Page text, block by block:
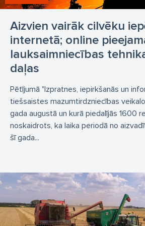
Aizvien vairāk cilvēku
internetā; online
lauksaimniecības
daļas
Pētījumā "Izpratnes, iepirkšanās un
tiešsaistes mazumtirdzniecības
gada augustā un kurā piedalījās 1600
noskaidrots, ka laika periodā no
šī gada...